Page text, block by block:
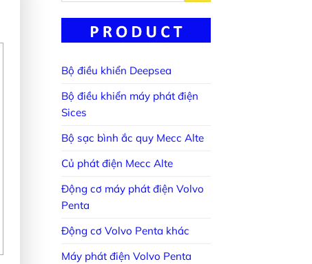
Bộ điều khiển Deepsea
Bộ điều khiển máy phát điện
Sices
Bộ sạc bình ắc quy Mecc Alte
Củ phát điện Mecc Alte
Động cơ máy phát điện Volvo
Penta
Động cơ Volvo Penta khác
Máy phát điện Volvo Penta